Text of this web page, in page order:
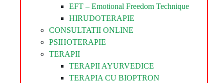
EFT – Emotional Freedom Technique
HIRUDOTERAPIE
CONSULTATII ONLINE
PSIHOTERAPIE
TERAPII
TERAPII AYURVEDICE
TERAPIA CU BIOPTRON